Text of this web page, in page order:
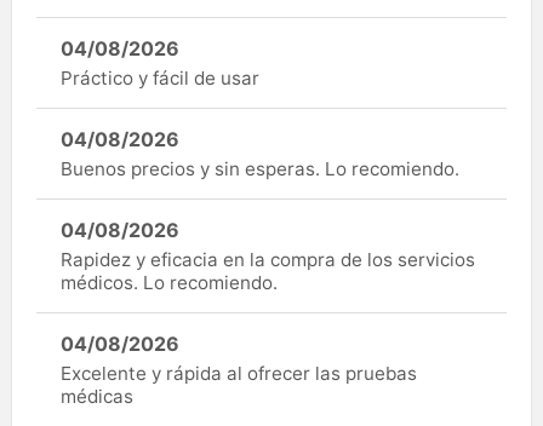
04/08/2026
Práctico y fácil de usar
04/08/2026
Buenos precios y sin esperas. Lo recomiendo.
04/08/2026
Rapidez y eficacia en la compra de los servicios
médicos. Lo recomiendo.
04/08/2026
Excelente y rápida al ofrecer las pruebas
médicas